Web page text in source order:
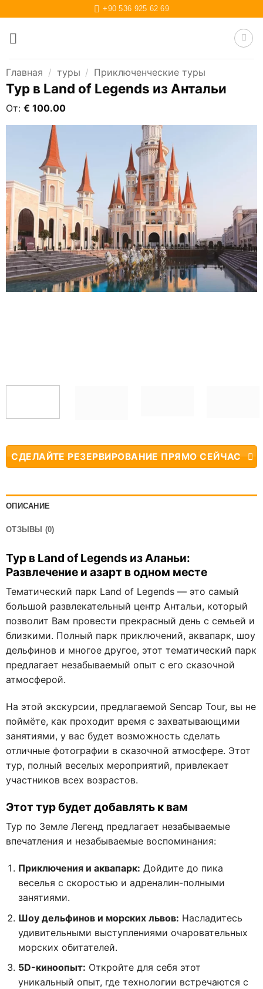
to
content
+90 536 925 62 69
Главная / туры / Приключенческие туры
Тур в Land of Legends из Антальи
От: € 100.00
СДЕЛАЙТЕ РЕЗЕРВИРОВАНИЕ ПРЯМО СЕЙЧАС
ОПИСАНИЕ
ОТЗЫВЫ (0)
Тур в Land of Legends из Аланьи:
Развлечение и азарт в одном месте
Тематический парк Land of Legends — это самый
большой развлекательный центр Антальи, который
позволит Вам провести прекрасный день с семьей и
близкими. Полный парк приключений, аквапарк, шоу
дельфинов и многое другое, этот тематический парк
предлагает незабываемый опыт с его сказочной
атмосферой.
На этой экскурсии, предлагаемой Sencap Tour, вы не
поймёте, как проходит время с захватывающими
занятиями, у вас будет возможность сделать
отличные фотографии в сказочной атмосфере. Этот
тур, полный веселых мероприятий, привлекает
участников всех возрастов.
Этот тур будет добавлять к вам
Тур по Земле Легенд предлагает незабываемые
впечатления и незабываемые воспоминания:
Приключения и аквапарк: Дойдите до пика
веселья с скоростью и адреналин-полными
занятиями.
Шоу дельфинов и морских львов: Насладитесь
удивительными выступлениями очаровательных
морских обитателей.
5D-киноопыт: Откройте для себя этот
уникальный опыт, где технологии встречаются с